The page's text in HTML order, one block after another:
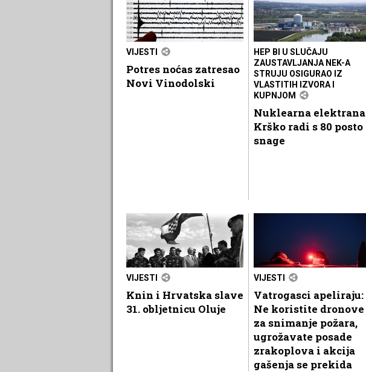
VIJESTI
Potres noćas zatresao
Novi Vinodolski
HEP BI U SLUČAJU
ZAUSTAVLJANJA NEK-A
STRUJU OSIGURAO IZ
VLASTITIH IZVORA I
KUPNJOM
Nuklearna elektrana
Krško radi s 80 posto
snage
VIJESTI
Knin i Hrvatska slave
31. obljetnicu Oluje
VIJESTI
Vatrogasci apeliraju:
Ne koristite dronove
za snimanje požara,
ugrožavate posade
zrakoplova i akcija
gašenja se prekida